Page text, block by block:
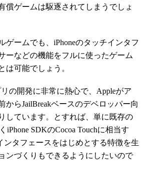
償ゲームは駆逐されてしまうでしょ
ームでも、iPhoneのタッチインタフ
ーなどの機能をフルに使ったゲーム
は可能でしょう。
の開発に非常に熱心で、Appleがア
からJailBreakベースのデベロッパー向
しています。とすれば、単に既存の
iPhone SDKのCocoa Touchに相当す
ンタフェースをはじめとする特徴を生
ンづくりもできるようにしたいので